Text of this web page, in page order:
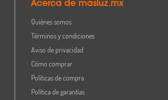
Acerca de másluz.mx
Quiénes somos
Términos y condiciones
Aviso de privacidad
Cómo comprar
Políticas de compra
Política de garantías